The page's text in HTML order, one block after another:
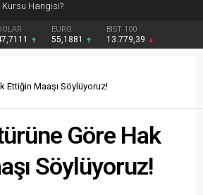
— Sakarya’da doğru sistem, temiz montaj
EURO
55,1881
BIST 100
13.779,39
Ettiğin Maaşı Söylüyoruz!
Göre Hak
Söylüyoruz!